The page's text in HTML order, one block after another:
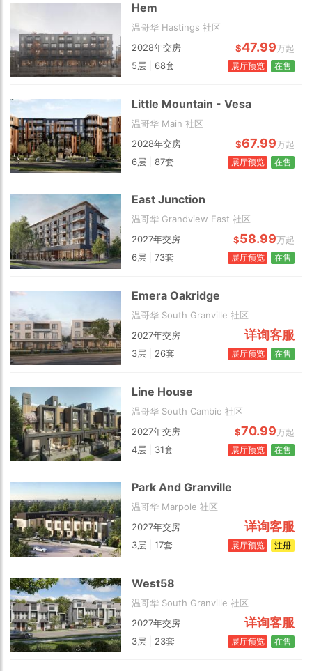
2 km
Hem
温哥华 Hastings 社区
2028年交房
$47.99万起
5层
68套 在售
展厅预览
Little Mountain - Vesa
温哥华 Main 社区
2028年交房
$67.99万起
6层
87套 在售
展厅预览
East Junction
温哥华 Grandview East 社区
2027年交房
$58.99万起
6层
73套 在售
展厅预览
Emera Oakridge
温哥华 South Granville 社区
2027年交房
详询客服
3层 26套 在售
展厅预览
Line House
温哥华 South Cambie 社区
2027年交房
$70.99万起
4层
31套 在售
展厅预览
Park And Granville
温哥华 Marpole 社区
2027年交房
详询客服
3层 17套 注册
展厅预览
West58
温哥华 South Granville 社区
2027年交房
详询客服
3层 23套 在售
展厅预览